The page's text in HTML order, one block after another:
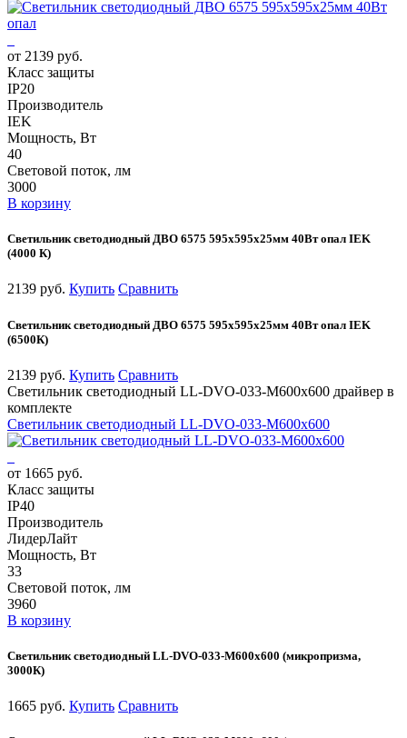
от 2139 руб.
Класс защиты
IP20
Производитель
IEK
Мощность, Вт
40
Световой поток, лм
3000
В корзину
Светильник светодиодный ДВО 6575 595х595х25мм 40Вт опал IEK
(4000 К)
2139 руб. Купить Сравнить
Светильник светодиодный ДВО 6575 595х595х25мм 40Вт опал IEK
(6500К)
2139 руб. Купить Сравнить
Светильник светодиодный LL-DVO-033-M600x600 драйвер в
комплекте
Светильник светодиодный LL-DVO-033-M600x600
от 1665 руб.
Класс защиты
IP40
Производитель
ЛидерЛайт
Мощность, Вт
33
Световой поток, лм
3960
В корзину
Светильник светодиодный LL-DVO-033-M600x600 (микропризма,
3000К)
1665 руб. Купить Сравнить